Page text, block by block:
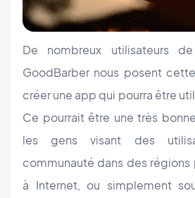
De nombreux utilisateurs
GoodBarber nous posent
créer une app qui pourra être
Ce pourrait être une très
les gens visant des
communauté dans des régions
à Internet, ou simplement